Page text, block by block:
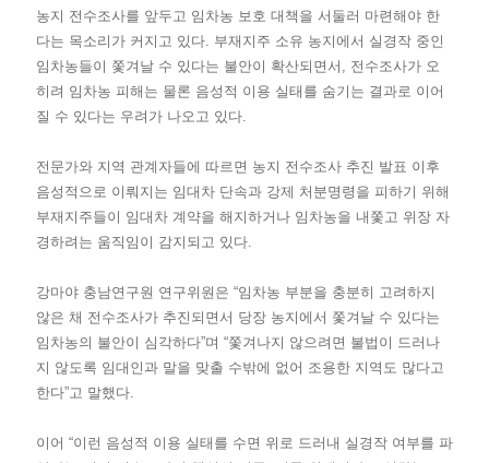
농지 전수조사를 앞두고 임차농 보호 대책을 서둘러 마련해야 한
다는 목소리가 커지고 있다. 부재지주 소유 농지에서 실경작 중인
임차농들이 쫓겨날 수 있다는 불안이 확산되면서, 전수조사가 오
히려 임차농 피해는 물론 음성적 이용 실태를 숨기는 결과로 이어
질 수 있다는 우려가 나오고 있다.
전문가와 지역 관계자들에 따르면 농지 전수조사 추진 발표 이후
음성적으로 이뤄지는 임대차 단속과 강제 처분명령을 피하기 위해
부재지주들이 임대차 계약을 해지하거나 임차농을 내쫓고 위장 자
경하려는 움직임이 감지되고 있다.
강마야 충남연구원 연구위원은 “임차농 부분을 충분히 고려하지
않은 채 전수조사가 추진되면서 당장 농지에서 쫓겨날 수 있다는
임차농의 불안이 심각하다”며 “쫓겨나지 않으려면 불법이 드러나
지 않도록 임대인과 말을 맞출 수밖에 없어 조용한 지역도 많다고
한다”고 말했다.
이어 “이런 음성적 이용 실태를 수면 위로 드러내 실경작 여부를 파